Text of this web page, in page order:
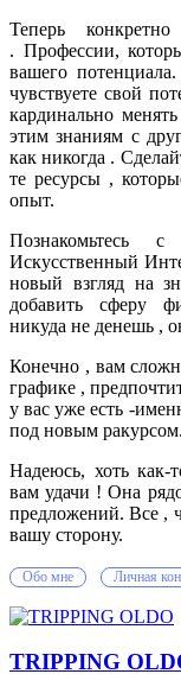
Теперь
. Профессии,
вашего
чувствуете свой
кардинально
этим знаниям с
как никогда .
те ресурсы ,
опыт.
Познакомьтесь
Искусcтвенный
новый взгляд на
добавить сферу
никуда не денешь ,
Конечно , вам
графике ,
у вас уже есть -
под новым ракурсом.
Надеюсь, хоть
вам удачи ! Она
предложений. Все ,
вашу сторону.
Обо мне Личная
TRIPPING